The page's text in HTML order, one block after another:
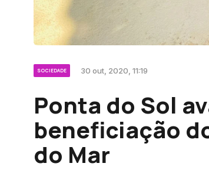
SOCIEDADE 30 out, 2020, 11:19
Ponta do Sol
beneficiação
do Mar